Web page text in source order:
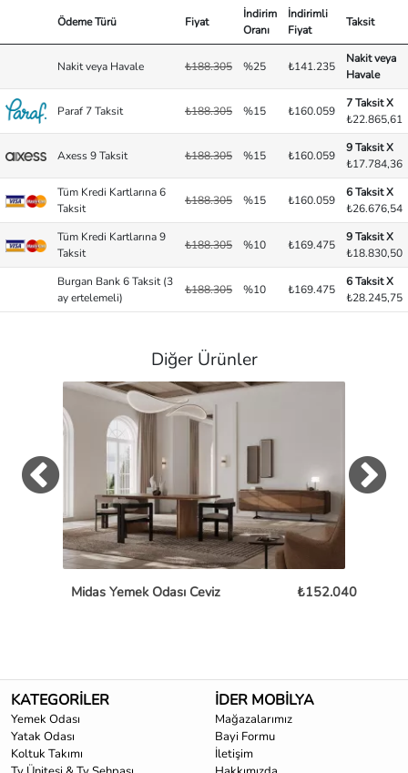
Ödeme Türü Fiyat
İndirim
Oranı
İndirimli
Fiyat
Taksit
Nakit veya Havale ₺188.305 %25 ₺141.235
Nakit veya
Havale
Paraf 7 Taksit ₺188.305 %15 ₺160.059
7 Taksit X
₺22.865,61
Axess 9 Taksit ₺188.305 %15 ₺160.059
9 Taksit X
₺17.784,36
Tüm Kredi Kartlarına 6
Taksit
₺188.305 %15 ₺160.059
6 Taksit X
₺26.676,54
Tüm Kredi Kartlarına 9
Taksit
₺188.305 %10 ₺169.475
9 Taksit X
₺18.830,50
Burgan Bank 6 Taksit (3
ay ertelemeli)
₺188.305 %10 ₺169.475
6 Taksit X
₺28.245,75
Diğer Ürünler
Midas Yemek Odası Ceviz ₺152.040
KATEGORİLER
Yemek Odası
Yatak Odası
Koltuk Takımı
İDER MOBİLYA
Mağazalarımız
Bayi Formu
İletişim